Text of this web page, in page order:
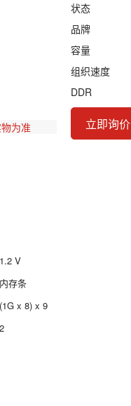
为准
状态
品牌
容量
组织速度
DDR
立即询价
1.2 V
内存条
(1G x 8) x 9
2